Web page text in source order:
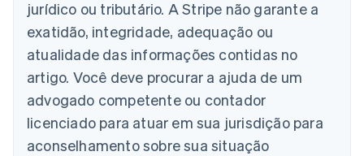
jurídico ou tributário. A Stripe não garante a
exatidão, integridade, adequação ou
atualidade das informações contidas no
artigo. Você deve procurar a ajuda de um
advogado competente ou contador
licenciado para atuar em sua jurisdição para
aconselhamento sobre sua situação
Áustria
Deutsch English
Bélgica
Nederlands Français DeutschEnglish
Brasil
Bulgária
English
Canadá